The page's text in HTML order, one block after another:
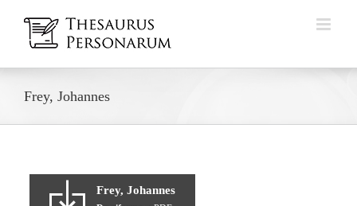
Inhalt
springen
Frey, Johannes
Frey, Johannes